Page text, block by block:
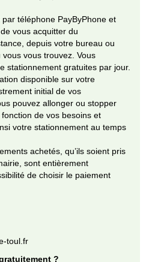
téléphone PayByPhone et
vous acquitter du
depuis votre bureau ou
vous vous trouvez. Vous
stationnement gratuites par jour.
disponible sur votre
initial de vos
pouvez allonger ou stopper
de vos besoins et
votre stationnement au temps
achetés, qu’ils soient pris
sont entièrement
de choisir le paiement
toul.fr
?